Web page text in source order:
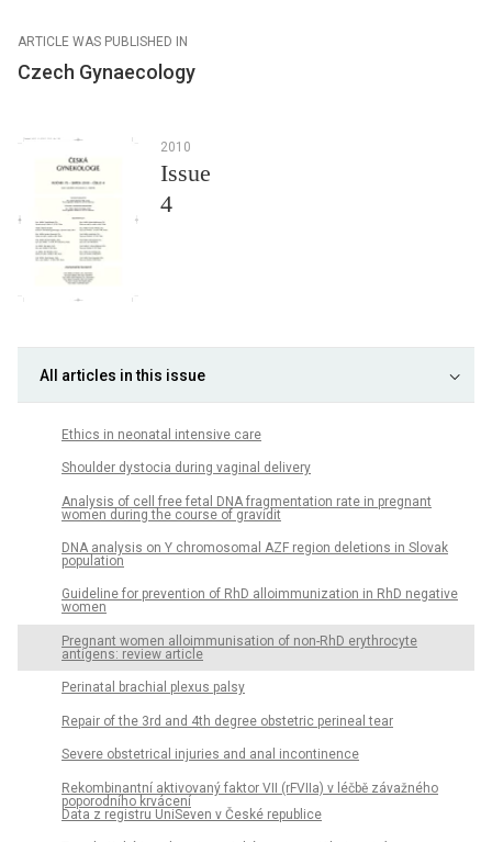
ARTICLE WAS PUBLISHED IN
Czech Gynaecology
2010
Issue
4
All articles in this issue
Ethics in neonatal intensive care
Shoulder dystocia during vaginal delivery
Analysis of cell free fetal DNA fragmentation rate in pregnant
women during the course of gravidit
DNA analysis on Y chromosomal AZF region deletions in Slovak
population
Guideline for prevention of RhD alloimmunization in RhD negative
women
Pregnant women alloimmunisation of non-RhD erythrocyte
antigens: review article
Perinatal brachial plexus palsy
Repair of the 3rd and 4th degree obstetric perineal tear
Severe obstetrical injuries and anal incontinence
Rekombinantní aktivovaný faktor VII (rFVIIa) v léčbě závažného
poporodního krvácení
Data z registru UniSeven v České republice